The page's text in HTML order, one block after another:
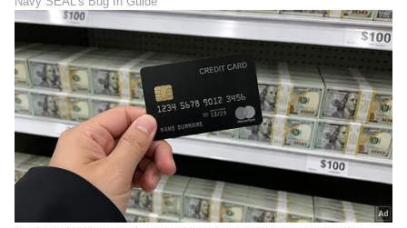
Shetty speech | Suvarna News
ಶೇ.50 ರಿಂದ ಶೇ.18 ಕ್ಕೆ TAX ಇಳಿಕೆ: ಮೋದಿ-
ಟ್ರಂಪ್ ಐತಿಹಾಸಿಕ ಒಪ್ಪಂದ | India US
Trade Deal | Party Rounds